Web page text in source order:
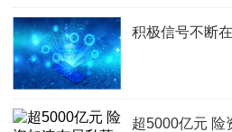
积极信号不断
超5000亿元 险